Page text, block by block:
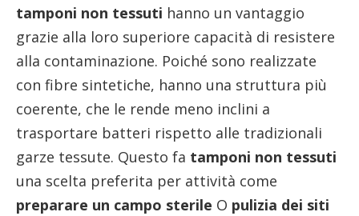
tamponi non tessuti hanno un vantaggio
grazie alla loro superiore capacità di resistere
alla contaminazione. Poiché sono realizzate
con fibre sintetiche, hanno una struttura più
coerente, che le rende meno inclini a
trasportare batteri rispetto alle tradizionali
garze tessute. Questo fa tamponi non tessuti
una scelta preferita per attività come
preparare un campo sterile O pulizia dei siti